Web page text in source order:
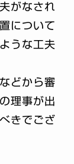
がなされ
について
うな工夫
どから審
理事が出
きでござ